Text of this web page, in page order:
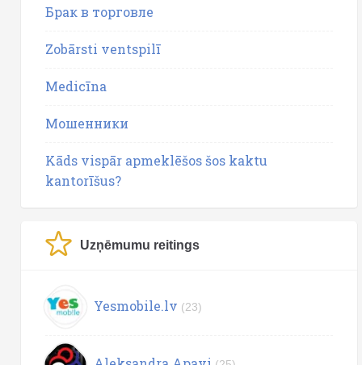
Брак в торговле
Zobārsti ventspilī
Medicīna
Мошенники
Kāds vispār apmeklēšos šos kaktu
kantorīšus?
Uzņēmumu reitings
Yesmobile.lv (23)